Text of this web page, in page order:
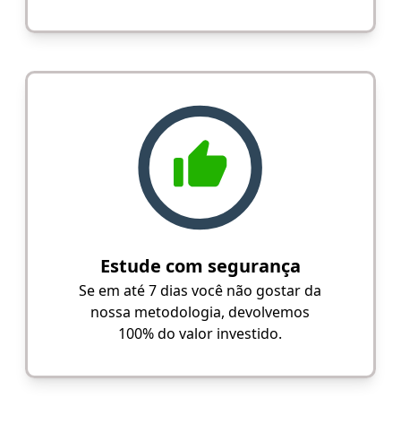
Estude com segurança
Se em até 7 dias você não gostar da
nossa metodologia, devolvemos
100% do valor investido.